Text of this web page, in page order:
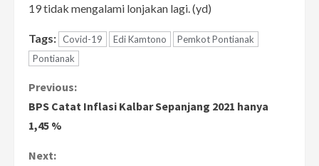
19 tidak mengalami lonjakan lagi. (yd)
Tags: Covid-19 Edi Kamtono
Pemkot Pontianak
Pontianak
C
o
n
Previous:
BPS Catat Inflasi Kalbar Sepanjang 2021 hanya
1,45 %
Next: